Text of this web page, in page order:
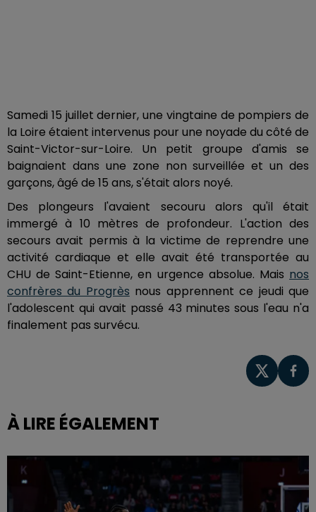
Samedi 15 juillet dernier, une vingtaine de pompiers de
la Loire étaient intervenus pour une noyade du côté de
Saint-Victor-sur-Loire. Un petit groupe d'amis se
baignaient dans une zone non surveillée et un des
garçons, âgé de 15 ans, s'était alors noyé.
Des plongeurs l'avaient secouru alors qu'il était
immergé à 10 mètres de profondeur. L'action des
secours avait permis à la victime de reprendre une
activité cardiaque et elle avait été transportée au
CHU de Saint-Etienne, en urgence absolue. Mais nos
confrères du Progrès nous apprennent ce jeudi que
l'adolescent qui avait passé 43 minutes sous l'eau n'a
finalement pas survécu.
À LIRE ÉGALEMENT